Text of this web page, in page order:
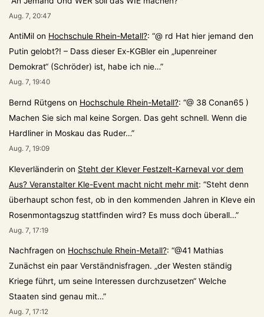
Aug. 7, 20:47
AntiMil on Hochschule Rhein-Metall?: “@ rd Hat hier jemand den
Putin gelobt?! – Dass dieser Ex-KGBler ein „lupenreiner
Demokrat“ (Schröder) ist, habe ich nie…”
Aug. 7, 19:40
Bernd Rütgens on Hochschule Rhein-Metall?: “@ 38 Conan65 )
Machen Sie sich mal keine Sorgen. Das geht schnell. Wenn die
Hardliner in Moskau das Ruder…”
Aug. 7, 19:09
Kleverländerin on Steht der Klever Festzelt-Karneval vor dem
Aus? Veranstalter Kle-Event macht nicht mehr mit: “Steht denn
überhaupt schon fest, ob in den kommenden Jahren in Kleve ein
Rosenmontagszug stattfinden wird? Es muss doch überall…”
Aug. 7, 17:19
Nachfragen on Hochschule Rhein-Metall?: “@41 Mathias
Zunächst ein paar Verständnisfragen. „der Westen ständig
Kriege führt, um seine Interessen durchzusetzen“ Welche
Staaten sind genau mit…”
Aug. 7, 17:12